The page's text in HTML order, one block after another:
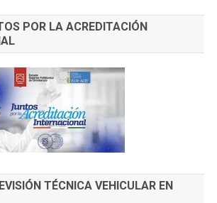
POR LA ACREDITACIÓN
TÉCNICA VEHICULAR EN